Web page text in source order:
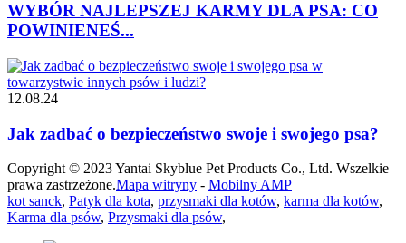
WYBÓR NAJLEPSZEJ KARMY DLA PSA: CO
POWINIENEŚ...
12.08.24
Jak zadbać o bezpieczeństwo swoje i swojego psa?
Copyright © 2023 Yantai Skyblue Pet Products Co., Ltd. Wszelkie
prawa zastrzeżone.Mapa witryny - Mobilny AMP
kot sanck, Patyk dla kota, przysmaki dla kotów, karma dla kotów,
Karma dla psów, Przysmaki dla psów,